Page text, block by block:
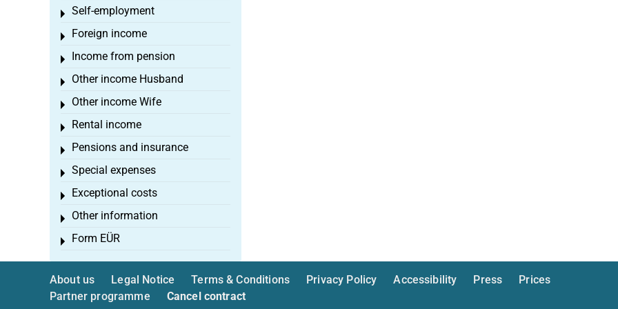
Self-employment
Toggle menu
Foreign income
Toggle menu
Income from pension
Toggle menu
Other income Husband
Toggle menu
Other income Wife
Toggle menu
Rental income
Toggle menu
Pensions and insurance
Toggle menu
Special expenses
Toggle menu
Exceptional costs
Toggle menu
Other information
Toggle menu
Form EÜR
Toggle menu
About us Legal Notice Terms & Conditions Privacy Policy Accessibility Press
Prices
Partner programme
Cancel contract